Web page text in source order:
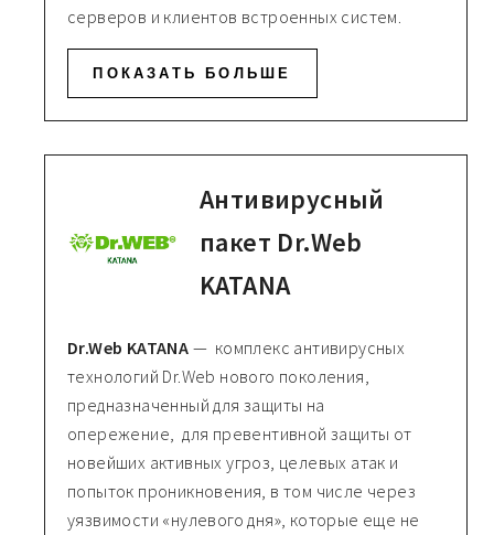
серверов и клиентов встроенных систем.
ПОКАЗАТЬ БОЛЬШЕ
Антивирусный
пакет Dr.Web
KATANA
Dr.Web KATANA — комплекс антивирусных
технологий Dr.Web нового поколения,
предназначенный для защиты на
опережение, для превентивной защиты от
новейших активных угроз, целевых атак и
попыток проникновения, в том числе через
уязвимости «нулевого дня», которые еще не